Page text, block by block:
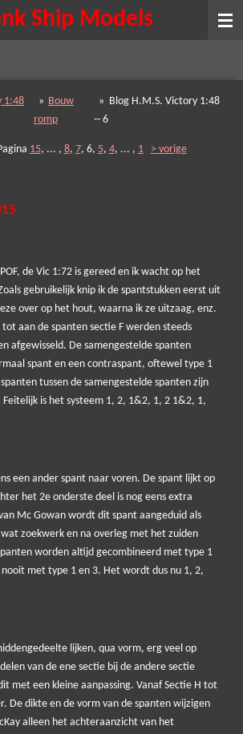
Ship Models
1:48
» Bouw
romp
» Blog H.M.S. Victory 1:48
-- 6
15, ... , 8, 7, 6, 5, 4, ... , 1 > vorige
de Vic 1:72 is gereed en ik wacht op het
gebruikelijk knip ik de spantstukken eerst uit
over op het hout, waarna ik ze uitzaag, enz.
aan de spanten sectie F werden steeds
afgewisseld. De samengestelde spanten
spant en een contraspant, oftewel type 1
tussen de samengestelde spanten zijn
is het systeem 1, 2, 1&2, 1, 2 1&2, 1,
een ander spant naar voren. De spant lijkt op
het 2e onderste deel is nog eens extra
Mc Gowan wordt dit spant aangeduid als
zoekwerk en na overleg met het zuiden
worden altijd gecombineerd met type 1
met type 1 en 3. Het wordt dus nu 1, 2,
lijken, qua vorm, erg veel op
van de ene sectie bij de andere sectie
met een kleine aanpassing. Vanaf Sectie H tot
De dikte en de vorm van de spanten wijzigen
alleen het achteraanzicht van het